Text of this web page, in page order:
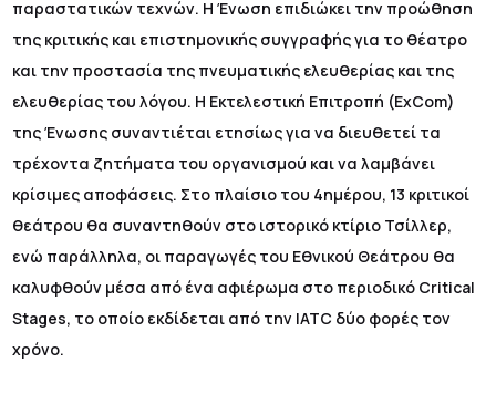
παραστατικών τεχνών. Η Ένωση επιδιώκει την προώθηση
της κριτικής και επιστημονικής συγγραφής για το θέατρο
και την προστασία της πνευματικής ελευθερίας και της
ελευθερίας του λόγου. Η Εκτελεστική Επιτροπή (ΕxCom)
της Ένωσης συναντιέται ετησίως για να διευθετεί τα
τρέχοντα ζητήματα του οργανισμού και να λαμβάνει
κρίσιμες αποφάσεις. Στο πλαίσιο του 4ημέρου, 13 κριτικοί
θεάτρου θα συναντηθούν στο ιστορικό κτίριο Τσίλλερ,
ενώ παράλληλα, οι παραγωγές του Εθνικού Θεάτρου θα
καλυφθούν μέσα από ένα αφιέρωμα στο περιοδικό Critical
Stages, το οποίο εκδίδεται από την IATC δύο φορές τον
χρόνο.